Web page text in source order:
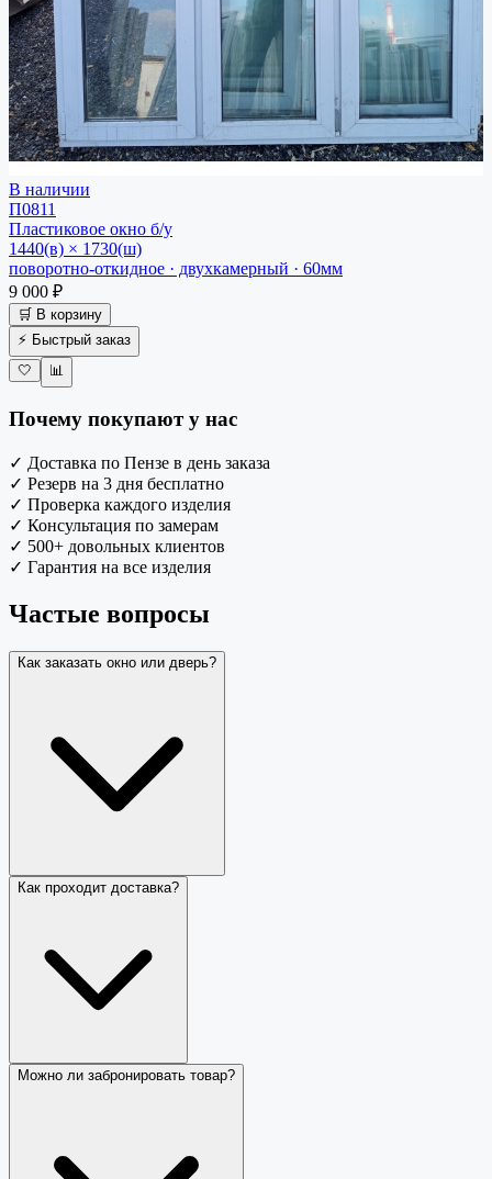
В наличии
П0811
Пластиковое окно б/у
1440(в) × 1730(ш)
поворотно-откидное · двухкамерный · 60мм
9 000 ₽
🛒 В корзину
⚡ Быстрый заказ
🤍
📊
Почему покупают у нас
✓ Доставка по Пензе в день заказа
✓ Резерв на 3 дня бесплатно
✓ Проверка каждого изделия
✓ Консультация по замерам
✓ 500+ довольных клиентов
✓ Гарантия на все изделия
Частые вопросы
Как заказать окно или дверь?
Как проходит доставка?
Можно ли забронировать товар?